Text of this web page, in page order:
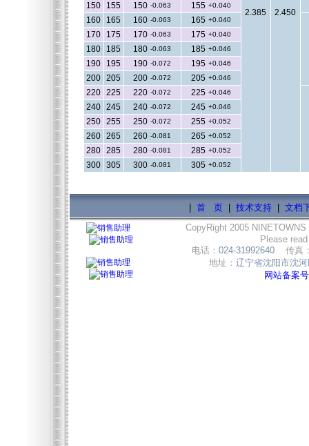
2.385 2.450
150 155 150 -0.063 155 +0.040
160 165 160 -0.063 165 +0.040
170 175 170 -0.063 175 +0.040
180 185 180 -0.063 185 +0.046
190 195 190 -0.072 195 +0.046
200 205 200 -0.072 205 +0.046
220 225 220 -0.072 225 +0.046
240 245 240 -0.072 245 +0.046
250 255 250 -0.072 255 +0.052
260 265 260 -0.081 265 +0.052
280 285 280 -0.081 285 +0.052
300 305 300 -0.081 305 +0.052
首 页| 技术支持| 文档
CopyRight 2005 NINETOWNS
Please
电话： 024-31992640 传真
地址： 辽宁省沈阳市沈
网站备案